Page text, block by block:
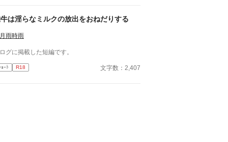
は淫らなミルクの放出をおねだりする
雨時雨
グに掲載した短編です。
ｮｰﾄ R18 文字数：2,407